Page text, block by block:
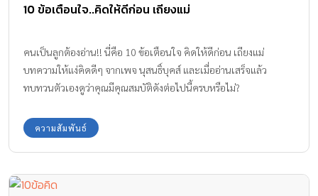
10 ข้อเตือนใจ..คิดให้ดีก่อน เถียงแม่
คนเป็นลูกต้องอ่าน!! นี่คือ 10 ข้อเตือนใจ คิดให้ดีก่อน เถียงแม่
บทความให้แง่คิดดีๆ จากเพจ นุสนธิ์บุคส์ และเมื่ออ่านเสร็จแล้ว
ทบทวนตัวเองดูว่าคุณมีคุณสมบัติดังต่อไปนี้ครบหรือไม่?
ความสัมพันธ์